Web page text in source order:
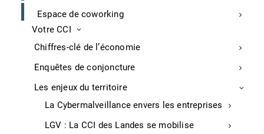
Espace de coworking
Votre CCI
Chiffres-clé de l’économie
Enquêtes de conjoncture
Les enjeux du territoire
La Cybermalveillance envers les entreprises
LGV : La CCI des Landes se mobilise
Informations pratiques
PRE-REQUIS :
Aucun
Délai d’accès :
72 heures
DUREE :